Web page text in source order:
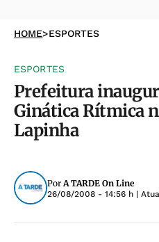
HOME>ESPORTES
ESPORTES
Prefeitura
Ginática Rítmica
Lapinha
PorA TARDE On Line
26/08/2008 - 14:56 h |